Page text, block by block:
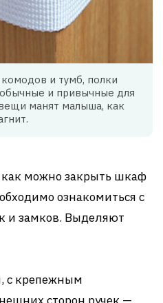
и тумб, полки
и привычные для
манят малыша, как
как можно закрыть шкаф
ознакомиться с
и замков. Выделяют
с крепежным